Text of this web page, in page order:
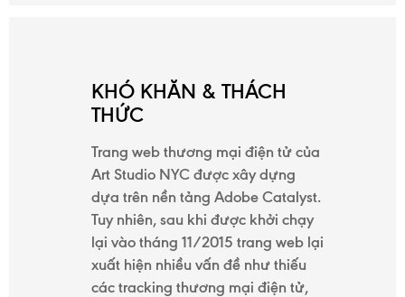
KHÓ KHĂN & THÁCH
THỨC
Trang web thương mại điện tử của
Art Studio NYC được xây dựng
dựa trên nền tảng Adobe Catalyst.
Tuy nhiên, sau khi được khởi chạy
lại vào tháng 11/2015 trang web lại
xuất hiện nhiều vấn đề như thiếu
các tracking thương mại điện tử,